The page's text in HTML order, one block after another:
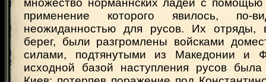
множество норманнских ладей с помощью
применение которого явилось, по-
неожиданностью для русов. Их отряды,
берег, были разгромлены войсками
силами, подтянутыми из Македонии и
исходной базой наступления русов